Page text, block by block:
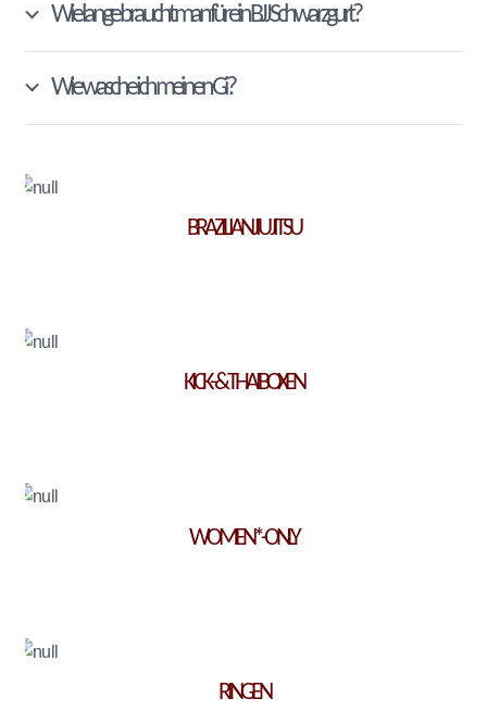
Wie lange braucht man für ein BJJ Schwarzgurt?
Wie wasche ich meinen Gi?
BRAZILIAN JIU JITSU
KICK- & THAIBOXEN
WOMEN*-ONLY
RINGEN